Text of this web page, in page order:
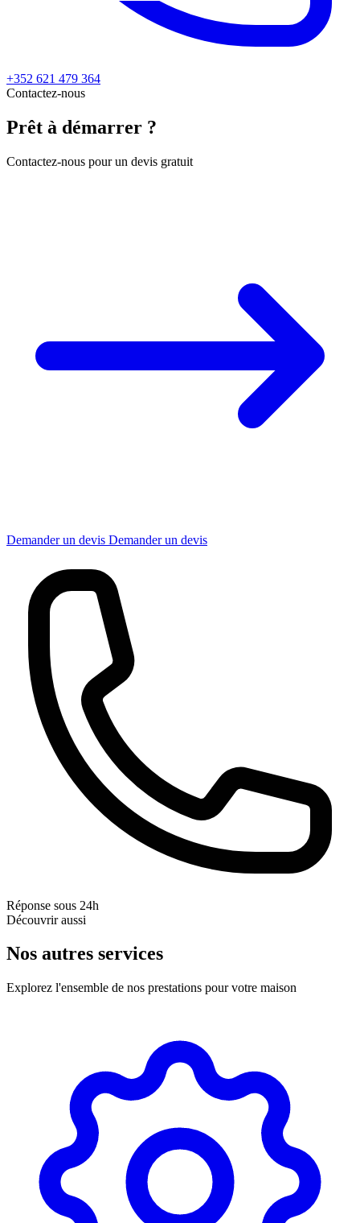
+352 621 479 364
Contactez-nous
Prêt à démarrer ?
Contactez-nous pour un devis gratuit
Demander un devis Demander un devis
Réponse sous 24h
Découvrir aussi
Nos autres services
Explorez l'ensemble de nos prestations pour votre maison